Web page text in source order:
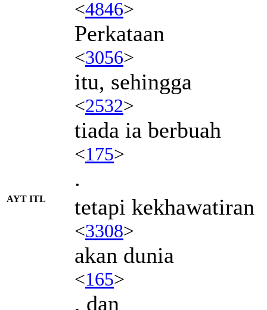
<4846>
Perkataan
<3056>
itu, sehingga
<2532>
tiada ia berbuah
<175>
.
AYT ITL tetapi kekhawatiran
<3308>
akan dunia
<165>
, dan